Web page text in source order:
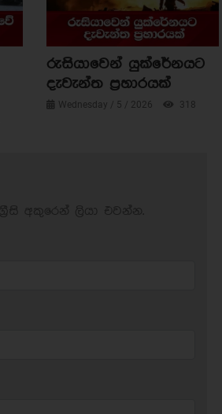
රුසියාවෙන් යුක්රේනයට
දැවැන්ත ප්‍රහාරයක්
Wednesday / 5 / 2026 318